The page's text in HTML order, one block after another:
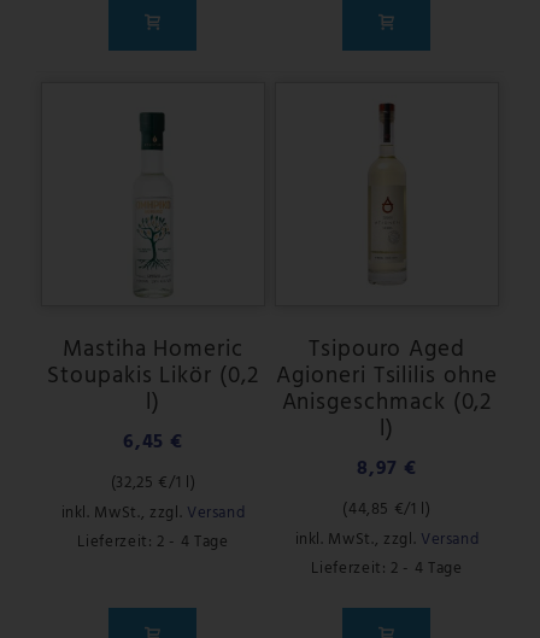
Mastiha Homeric
Stoupakis Likör (0,2
l)
6,45 €
(32,25 €/1 l)
inkl. MwSt., zzgl. Versand
Lieferzeit: 2 - 4 Tage
Tsipouro Aged
Agioneri Tsililis ohne
Anisgeschmack (0,2
l)
8,97 €
(44,85 €/1 l)
inkl. MwSt., zzgl. Versand
Lieferzeit: 2 - 4 Tage